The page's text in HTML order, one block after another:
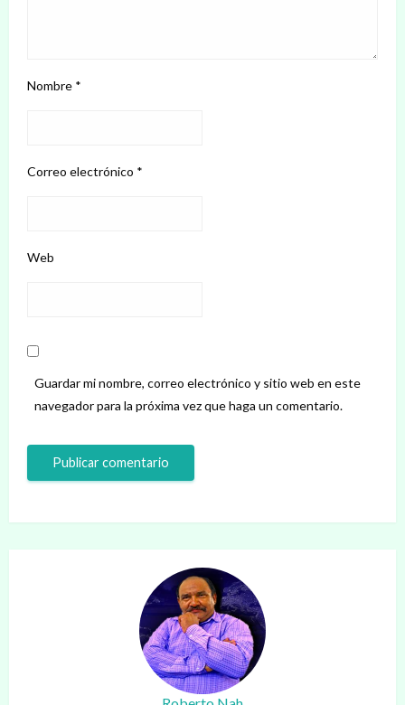
Nombre *
Correo electrónico *
Web
Guardar mi nombre, correo electrónico y sitio web en este
navegador para la próxima vez que haga un comentario.